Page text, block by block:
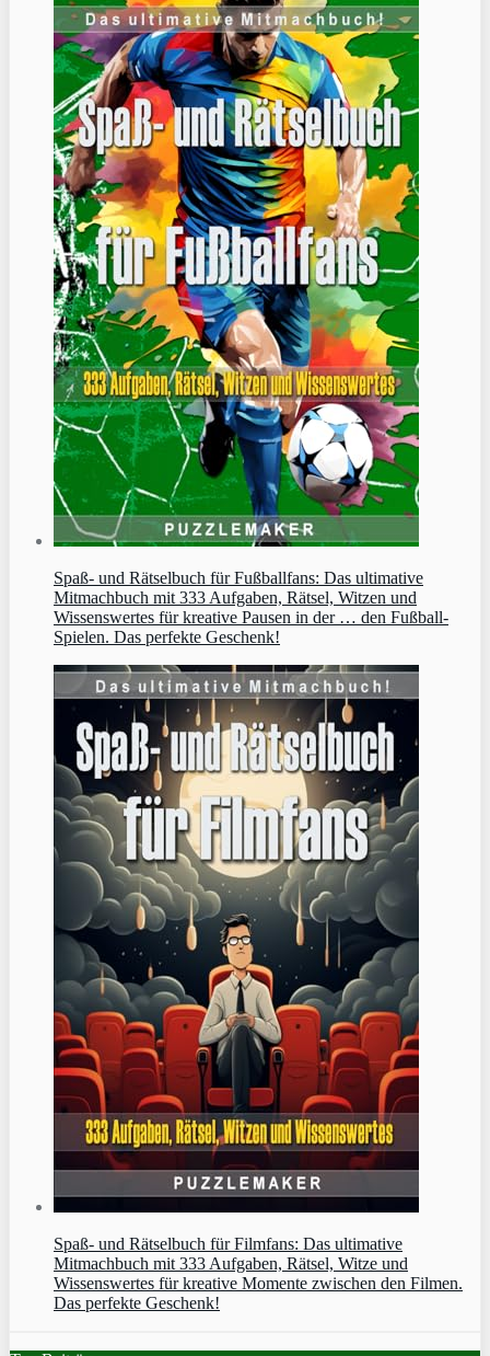
Spaß- und Rätselbuch für Fußballfans: Das ultimative
Mitmachbuch mit 333 Aufgaben, Rätsel, Witzen und
Wissenswertes für kreative Pausen in der … den Fußball-
Spielen. Das perfekte Geschenk!
Spaß- und Rätselbuch für Filmfans: Das ultimative
Mitmachbuch mit 333 Aufgaben, Rätsel, Witze und
Wissenswertes für kreative Momente zwischen den Filmen.
Das perfekte Geschenk!